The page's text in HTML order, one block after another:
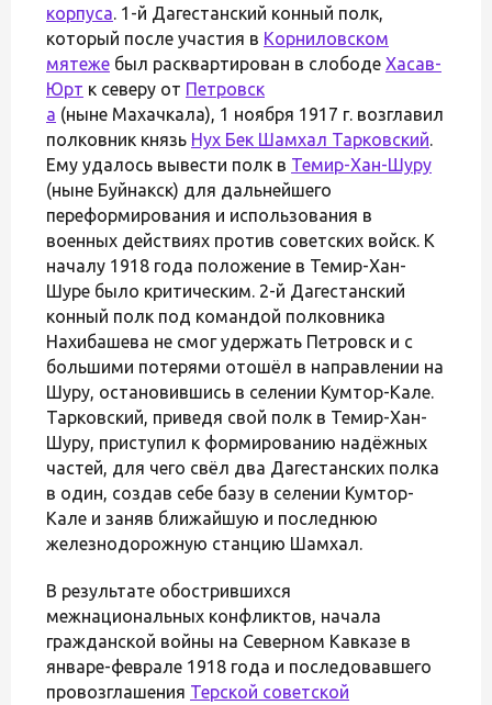
корпуса. 1-й Дагестанский конный полк,
который после участия в Корниловском
мятеже был расквартирован в слободе Хасав-
Юрт к северу от Петровск
а (ныне Махачкала), 1 ноября 1917 г. возглавил
полковник князь Нух Бек Шамхал Тарковский.
Ему удалось вывести полк в Темир-Хан-Шуру
(ныне Буйнакск) для дальнейшего
переформирования и использования в
военных действиях против советских войск. К
началу 1918 года положение в Темир-Хан-
Шуре было критическим. 2-й Дагестанский
конный полк под командой полковника
Нахибашева не смог удержать Петровск и с
большими потерями отошёл в направлении на
Шуру, остановившись в селении Кумтор-Кале.
Тарковский, приведя свой полк в Темир-Хан-
Шуру, приступил к формированию надёжных
частей, для чего свёл два Дагестанских полка
в один, создав себе базу в селении Кумтор-
Кале и заняв ближайшую и последнюю
железнодорожную станцию Шамхал.
В результате обострившихся
межнациональных конфликтов, начала
гражданской войны на Северном Кавказе в
январе-феврале 1918 года и последовавшего
провозглашения Терской советской